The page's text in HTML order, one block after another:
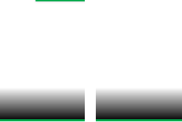
или комерцијална употреба